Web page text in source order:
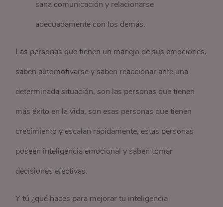
sana comunicación y relacionarse
adecuadamente con los demás.
Las personas que tienen un manejo de sus emociones,
saben automotivarse y saben reaccionar ante una
determinada situación, son las personas que tienen
más éxito en la vida, son esas personas que tienen
crecimiento y escalan rápidamente, estas personas
poseen inteligencia emocional y saben tomar
decisiones efectivas.
Y tú ¿qué haces para mejorar tu inteligencia